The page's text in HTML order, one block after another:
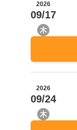
2026
09/17
木
2026
09/24
木